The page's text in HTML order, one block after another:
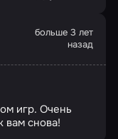
больше 3 лет
назад
игр. Очень
вам снова!